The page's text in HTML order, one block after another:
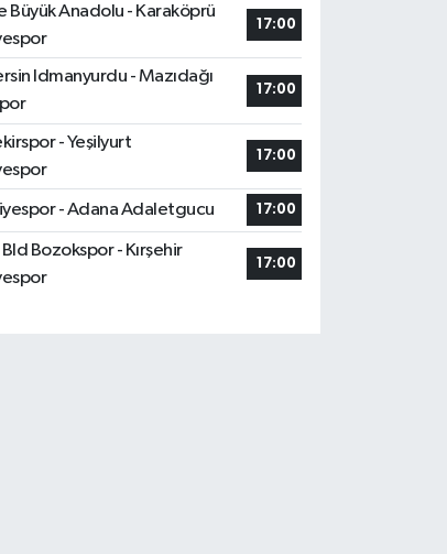
Büyük Anadolu - Karaköprü
17:00
Idmanyurdu - Mazıdağı
17:00
- Yeşilyurt
17:00
- Adana Adaletgucu 17:00
Bozokspor - Kırşehir
17:00